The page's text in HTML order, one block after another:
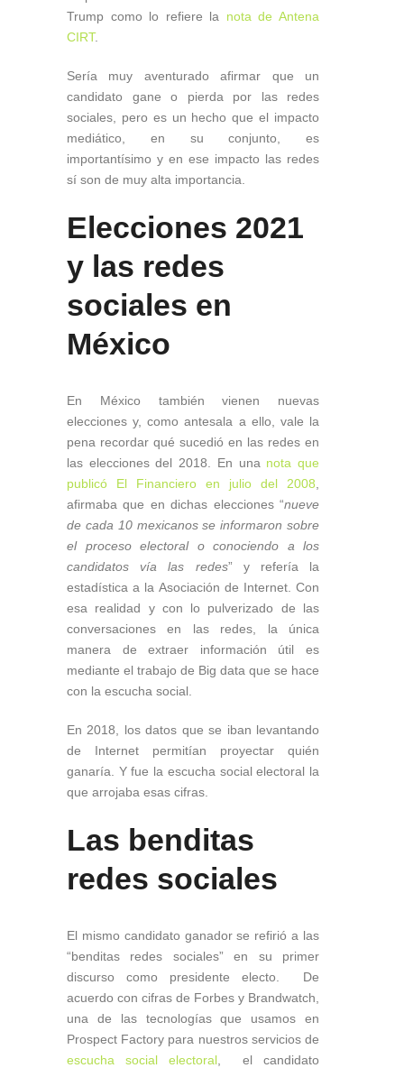
Trump como lo refiere la nota de Antena
CIRT.
Sería muy aventurado afirmar que un
candidato gane o pierda por las redes
sociales, pero es un hecho que el impacto
mediático, en su conjunto, es
importantísimo y en ese impacto las redes
sí son de muy alta importancia.
Elecciones 2021
y las redes
sociales en
México
En México también vienen nuevas
elecciones y, como antesala a ello, vale la
pena recordar qué sucedió en las redes en
las elecciones del 2018. En una nota que
publicó El Financiero en julio del 2008
afirmaba que en dichas elecciones “nueve
de cada 10 mexicanos se informaron sobre
el proceso electoral o conociendo a los
candidatos vía las redes” y refería la
estadística a la Asociación de Internet. Con
esa realidad y con lo pulverizado de las
conversaciones en las redes, la única
manera de extraer información útil es
mediante el trabajo de Big data que se hace
con la escucha social.
En 2018, los datos que se iban levantando
de Internet permitían proyectar quién
ganaría. Y fue la escucha social electoral la
que arrojaba esas cifras.
Las benditas
redes sociales
El mismo candidato ganador se refirió a las
“benditas redes sociales” en su primer
discurso como presidente electo. De
acuerdo con cifras de Forbes y Brandwatch,
una de las tecnologías que usamos en
Prospect Factory para nuestros servicios de
escucha social electoral , el candidato